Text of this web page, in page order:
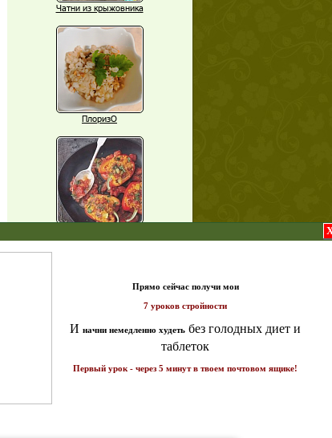
Чатни из крыжовника
ПлоризО